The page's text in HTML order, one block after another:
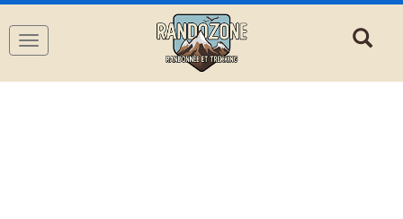
Navigation